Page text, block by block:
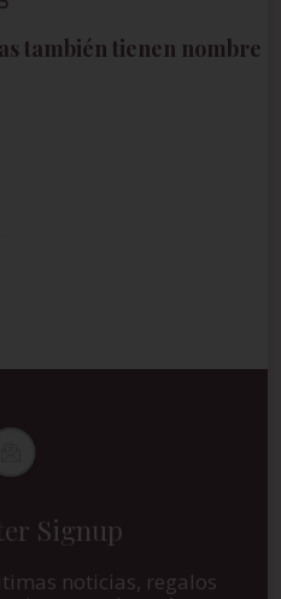
también tienen nombre
Signup
noticias, regalos